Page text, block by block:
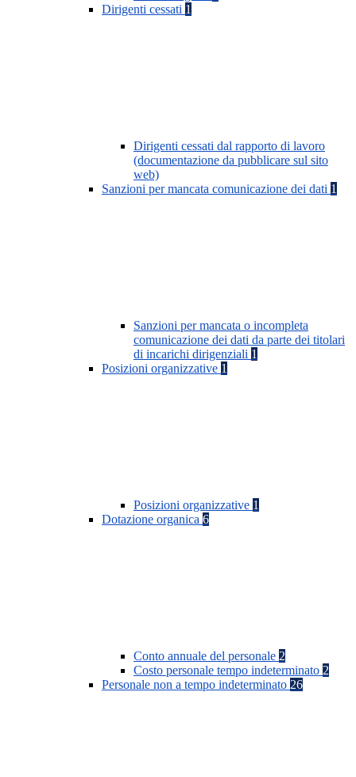
Dirigenti cessati 1
Dirigenti cessati dal rapporto di lavoro
(documentazione da pubblicare sul sito
web)
Sanzioni per mancata comunicazione dei dati 1
Sanzioni per mancata o incompleta
comunicazione dei dati da parte dei titolari
di incarichi dirigenziali 1
Posizioni organizzative 1
Posizioni organizzative 1
Dotazione organica 6
Conto annuale del personale 2
Costo personale tempo indeterminato 2
Personale non a tempo indeterminato 26